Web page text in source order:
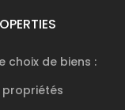
choix de biens :
propriétés